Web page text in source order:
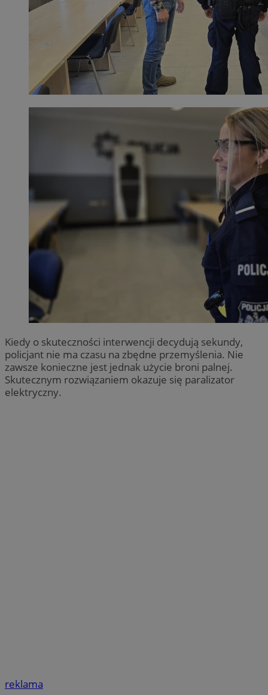
Kiedy o skuteczności interwencji decydują sekundy,
policjant nie ma czasu na zbędne przemyślenia. Nie
zawsze konieczne jest jednak użycie broni palnej.
Skutecznym rozwiązaniem okazuje się paralizator
elektryczny.
reklama